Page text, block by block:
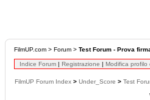
FilmUP.com > Forum > Test Forum - Prova
Indice Forum | Registrazione | Modifica profilo
FilmUP Forum Index > Under_Score > Test